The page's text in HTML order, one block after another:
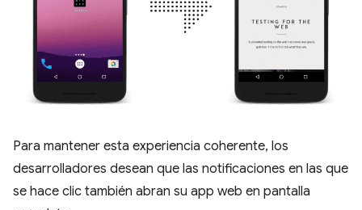
Para mantener esta experiencia coherente, los
desarrolladores desean que las notificaciones en las que
se hace clic también abran su app web en pantalla